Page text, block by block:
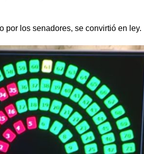
por los senadores, se convirtió en ley.